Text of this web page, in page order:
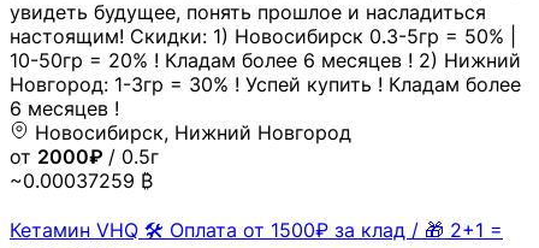
увидеть будущее, понять прошлое и насладиться
настоящим! Скидки: 1) Новосибирск 0.3-5гр = 50% |
10-50гр = 20% ! Кладам более 6 месяцев ! 2) Нижний
Новгород: 1-3гр = 30% ! Успей купить ! Кладам более
6 месяцев !
Новосибирск, Нижний Новгород
от 2000₽ / 0.5г
~0.00037259 ₿
Кетамин VHQ 🛠 Оплата от 1500₽ за клад / 🎁 2+1 =